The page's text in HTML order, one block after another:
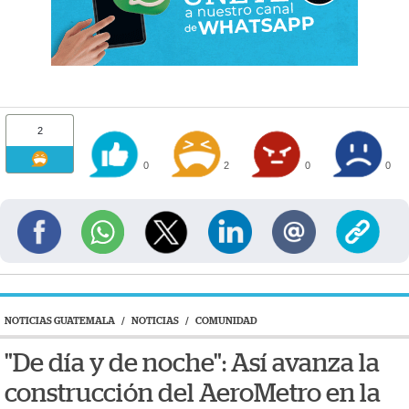
2
0 2 0 0
NOTICIAS GUATEMALA / NOTICIAS / COMUNIDAD
"De día y de noche": Así avanza la
construcción del AeroMetro en la